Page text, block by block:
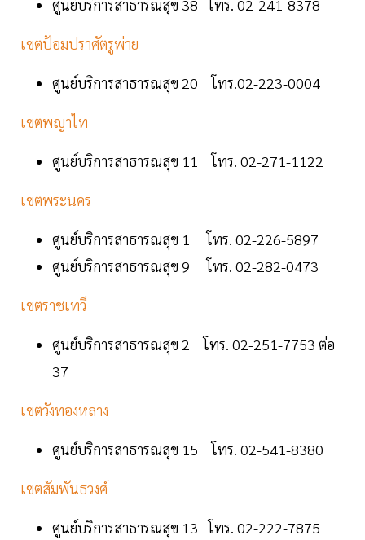
ศูนย์บริการสาธารณสุข 38 โทร. 02-241-8378
เขตป้อมปราศัตรูพ่าย
ศูนย์บริการสาธารณสุข 20 โทร.02-223-0004
เขตพญาไท
ศูนย์บริการสาธารณสุข 11 โทร. 02-271-1122
เขตพระนคร
ศูนย์บริการสาธารณสุข 1 โทร. 02-226-5897
ศูนย์บริการสาธารณสุข 9 โทร. 02-282-0473
เขตราชเทวี
ศูนย์บริการสาธารณสุข 2 โทร. 02-251-7753 ต่อ
37
เขตวังทองหลาง
ศูนย์บริการสาธารณสุข 15 โทร. 02-541-8380
เขตสัมพันธวงศ์
ศูนย์บริการสาธารณสุข 13 โทร. 02-222-7875